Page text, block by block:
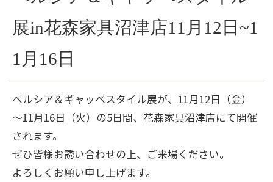
展in花森家具沼津店11月12日~1
1月16日
ペルシア＆ギャッベスタイル展が、11月12日（金）
～11月16日（火）の5日間、花森家具沼津店にて開催
されます。
ぜひ皆様お誘い合わせの上、ご来場ください。
よろしくお願い申し上げます。